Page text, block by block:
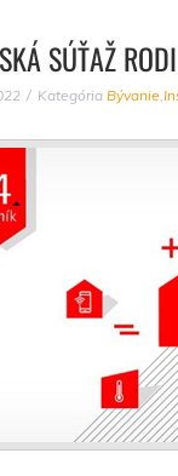
SÚŤAŽ
Kategória Bývanie,